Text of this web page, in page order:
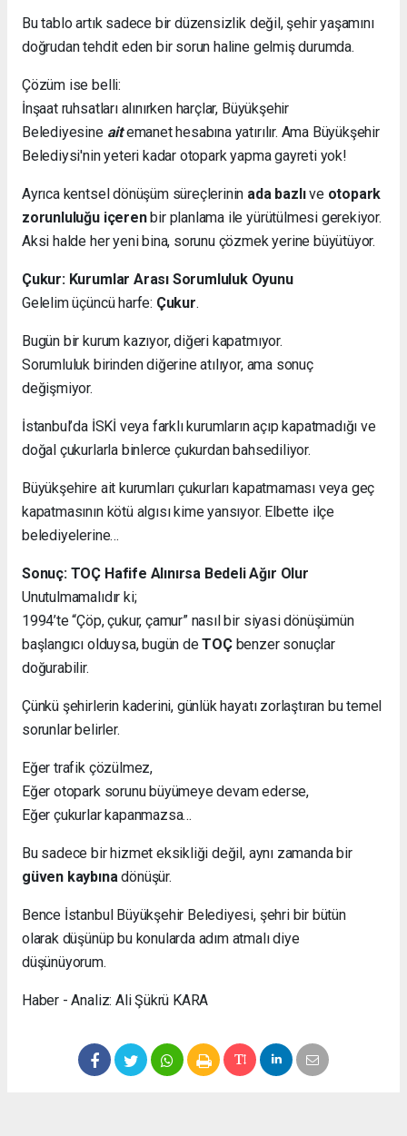
Bu tablo artık sadece bir düzensizlik değil, şehir yaşamını
doğrudan tehdit eden bir sorun haline gelmiş durumda.
Çözüm ise belli:
İnşaat ruhsatları alınırken harçlar, Büyükşehir
Belediyesine aitemanet hesabına yatırılır. Ama Büyükşehir
Belediysi'nin yeteri kadar otopark yapma gayreti yok!
Ayrıca kentsel dönüşüm süreçlerinin ada bazlıve otopark
zorunluluğu içerenbir planlama ile yürütülmesi gerekiyor.
Aksi halde her yeni bina, sorunu çözmek yerine büyütüyor.
Çukur: Kurumlar Arası Sorumluluk Oyunu
Gelelim üçüncü harfe: Çukur.
Bugün bir kurum kazıyor, diğeri kapatmıyor.
Sorumluluk birinden diğerine atılıyor, ama sonuç
değişmiyor.
İstanbul’da İSKİ veya farklı kurumların açıp kapatmadığı ve
doğal çukurlarla binlerce çukurdan bahsediliyor.
Büyükşehire ait kurumları çukurları kapatmaması veya geç
kapatmasının kötü algısı kime yansıyor. Elbette ilçe
belediyelerine…
Sonuç: TOÇ Hafife Alınırsa Bedeli Ağır Olur
Unutulmamalıdır ki;
1994’te “Çöp, çukur, çamur” nasıl bir siyasi dönüşümün
başlangıcı olduysa, bugün deTOÇbenzer sonuçlar
doğurabilir.
Çünkü şehirlerin kaderini, günlük hayatı zorlaştıran bu temel
sorunlar belirler.
Eğer trafik çözülmez,
Eğer otopark sorunu büyümeye devam ederse,
Eğer çukurlar kapanmazsa…
Bu sadece bir hizmet eksikliği değil, aynı zamanda bir
güven kaybınadönüşür.
Bence İstanbul Büyükşehir Belediyesi, şehri bir bütün
olarak düşünüp bu konularda adım atmalı diye
düşünüyorum.
Haber - Analiz: Ali Şükrü KARA